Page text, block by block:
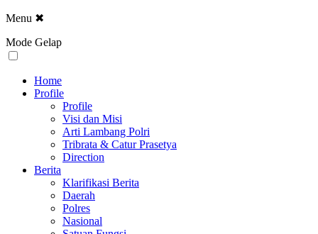
Menu ✖
Mode Gelap
Home
Profile
Profile
Visi dan Misi
Arti Lambang Polri
Tribrata & Catur Prasetya
Direction
Berita
Klarifikasi Berita
Daerah
Polres
Nasional